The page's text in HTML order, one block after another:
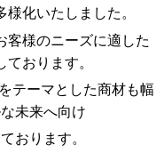
化いたしました。
客様のニーズに適した
おります。
テーマとした商材も幅
未来へ向け
おります。